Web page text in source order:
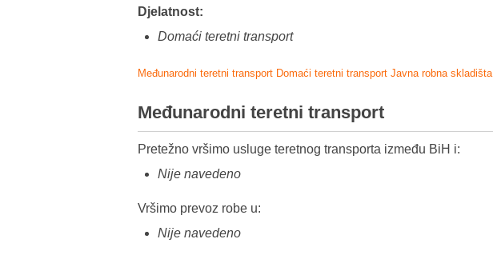
Djelatnost:
Domaći teretni transport
Međunarodni teretni transport Domaći teretni transport Javna robna skladišta
Međunarodni teretni transport
Pretežno vršimo usluge teretnog transporta između BiH i:
Nije navedeno
Vršimo prevoz robe u:
Nije navedeno